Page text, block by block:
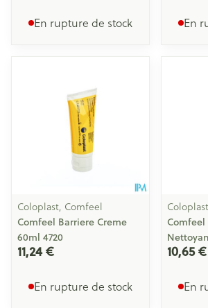
En rupture de stock En
Coloplast, Comfeel
Comfeel Barriere Creme
60ml 4720
11,24 €
En rupture de stock
10,65 €
En